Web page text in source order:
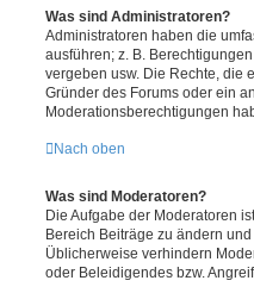
Was sind Administratoren?
Administratoren haben die
ausführen; z. B.
vergeben usw. Die Rechte, die
Gründer des Forums oder ein
Moderationsberechtigungen
Nach oben
Was sind Moderatoren?
Die Aufgabe der Moderatoren
Bereich Beiträge zu ändern
Üblicherweise verhindern
oder Beleidigendes bzw.